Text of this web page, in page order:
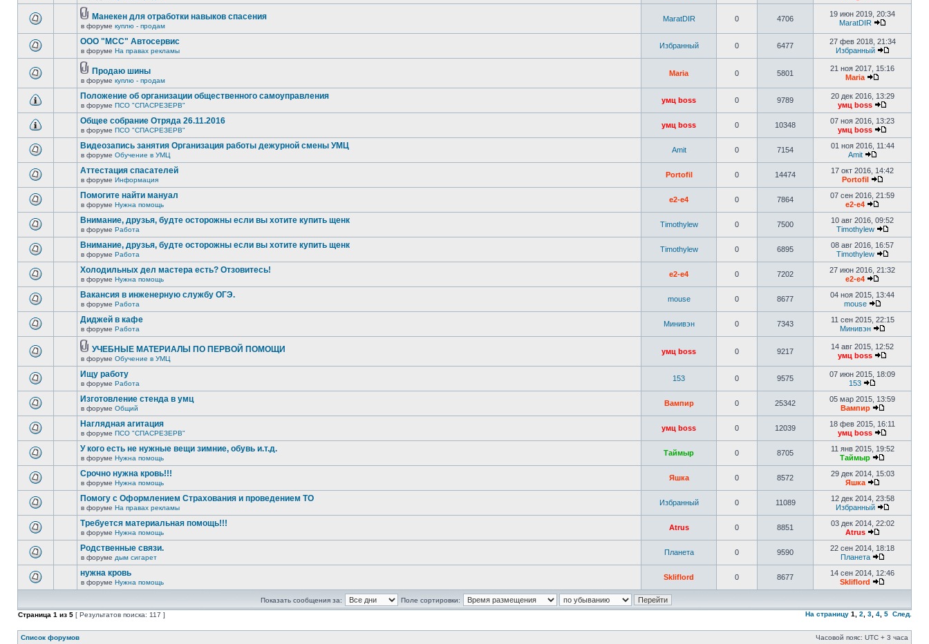
Манекен для отработки навыков спасения
в форуме куплю - продам
MaratDIR 0 4706
19 июн 2019, 20:34
MaratDIR
ООО "МСС" Автосервис
в форуме На правах рекламы
Избранный 0 6477
27 фев 2018, 21:34
Избранный
Продаю шины
в форуме куплю - продам
Maria 0 5801
21 ноя 2017, 15:16
Maria
Положение об организации общественного самоуправления
в форуме ПСО "СПАСРЕЗЕРВ"
умц boss 0 9789
20 дек 2016, 13:29
умц boss
Общее собрание Отряда 26.11.2016
в форуме ПСО "СПАСРЕЗЕРВ"
умц boss 0 10348
07 ноя 2016, 13:23
умц boss
Видеозапись занятия Организация работы дежурной смены УМЦ
в форуме Обучение в УМЦ
Аmit 0 7154
01 ноя 2016, 11:44
Аmit
Аттестация спасателей
в форуме Информация
Portofil 0 14474
17 окт 2016, 14:42
Portofil
Помогите найти мануал
в форуме Нужна помощь
e2-e4 0 7864
07 сен 2016, 21:59
e2-e4
Внимание, друзья, будте осторожны если вы хотите купить щенк
в форуме Работа
Timothylew 0 7500
10 авг 2016, 09:52
Timothylew
Внимание, друзья, будте осторожны если вы хотите купить щенк
в форуме Работа
Timothylew 0 6895
08 авг 2016, 16:57
Timothylew
Холодильных дел мастера есть? Отзовитесь!
в форуме Нужна помощь
e2-e4 0 7202
27 июн 2016, 21:32
e2-e4
Вакансия в инженерную службу ОГЭ.
в форуме Работа
mouse 0 8677
04 ноя 2015, 13:44
mouse
Диджей в кафе
в форуме Работа
Минивэн 0 7343
11 сен 2015, 22:15
Минивэн
УЧЕБНЫЕ МАТЕРИАЛЫ ПО ПЕРВОЙ ПОМОЩИ
в форуме Обучение в УМЦ
умц boss 0 9217
14 авг 2015, 12:52
умц boss
Ищу работу
в форуме Работа
153 0 9575
07 июн 2015, 18:09
153
Изготовление стенда в умц
в форуме Общий
Вампир 0 25342
05 мар 2015, 13:59
Вампир
Наглядная агитация
в форуме ПСО "СПАСРЕЗЕРВ"
умц boss 0 12039
18 фев 2015, 16:11
умц boss
У кого есть не нужные вещи зимние, обувь и.т.д.
в форуме Нужна помощь
Таймыр 0 8705
11 янв 2015, 19:52
Таймыр
Срочно нужна кровь!!!
в форуме Нужна помощь
Яшка 0 8572
29 дек 2014, 15:03
Яшка
Помогу с Оформлением Страхования и проведением ТО
в форуме На правах рекламы
Избранный 0 11089
12 дек 2014, 23:58
Избранный
Требуется материальная помощь!!!
в форуме Нужна помощь
Atrus 0 8851
03 дек 2014, 22:02
Atrus
Родственные связи.
в форуме дым сигарет
Планета 0 9590
22 сен 2014, 18:18
Планета
нужна кровь
в форуме Нужна помощь
Skliflord 0 8677
14 сен 2014, 12:46
Skliflord
Показать сообщения за:
Поле сортировки:
Страница 1 из 5 [ Результатов поиска: 117 ] На страницу 1 2 3 4 5 След.
Список форумов Часовой пояс: UTC + 3 часа